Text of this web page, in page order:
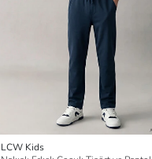
LCW Kids